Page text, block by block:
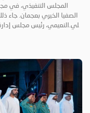
المجلس التنفيذي، في
الصفيا الخيري بعجمان. جاء
علي النعيمي، رئيس مجلس
بن محمد النعيمي، مدير عام
احتياجاتهم الصحية